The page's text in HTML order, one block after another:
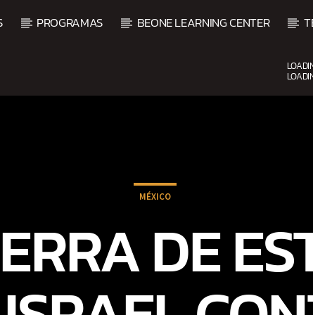
PROGRAMAS BEONE LEARNING CENTER
MÉXICO
DE